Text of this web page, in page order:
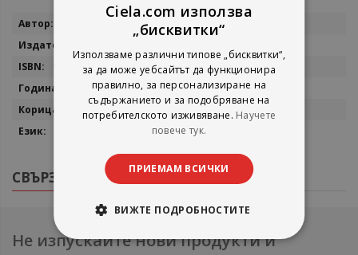
Повече
Татяна Ненкова
9789543020973
2022
СВЪРЗАНИ ПРОДУКТИ
Не изпускайте нови продукти и
Ciela.com използва
„бисквитки“
Използваме различни типове „бисквитки“,
за да може уебсайтът да функционира
правилно, за персонализиране на
съдържанието и за подобряване на
потребителското изживяване. Научете
повече тук.
ПРИЕМАМ ВСИЧКИ
ВИЖТЕ ПОДРОБНОСТИТЕ